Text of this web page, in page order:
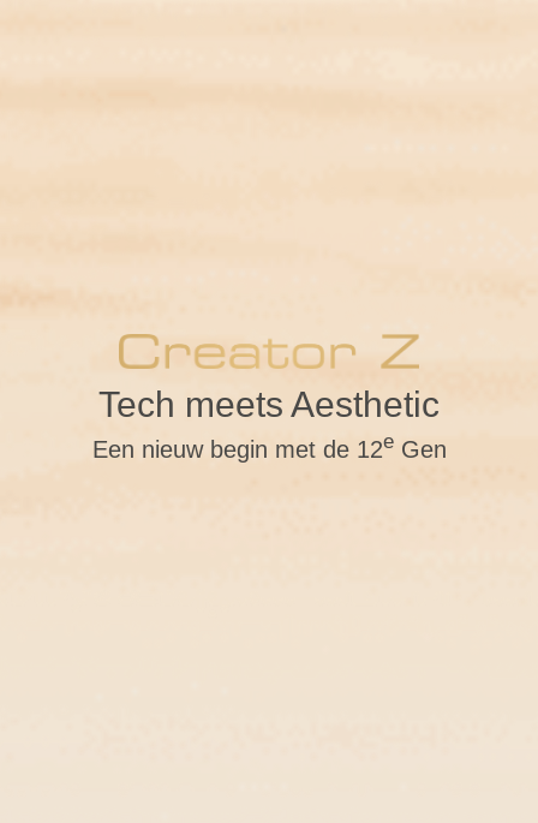
Tech meets Aesthetic
Een nieuw begin met de 12eGen